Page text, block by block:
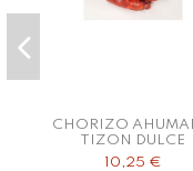
CHORIZO
TIZON DULCE
10,25 €